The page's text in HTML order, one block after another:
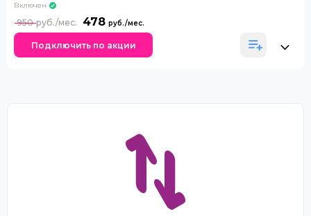
Включен
478
950
Подключить по акции